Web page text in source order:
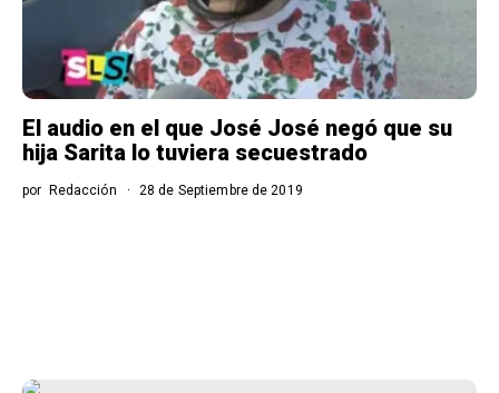
El audio en el que José José negó que su
hija Sarita lo tuviera secuestrado
por Redacción 28 de Septiembre de 2019